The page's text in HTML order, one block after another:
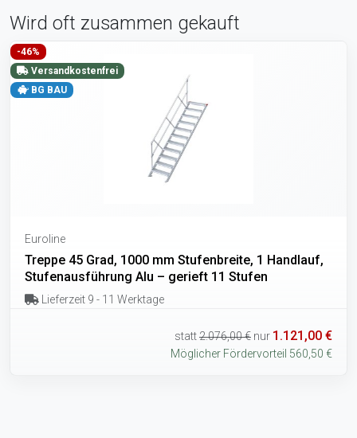
Wird oft zusammen gekauft
-46%
Versandkostenfrei
BG BAU
Euroline
Treppe 45 Grad, 1000 mm Stufenbreite, 1 Handlauf,
Stufenausführung Alu – gerieft 11 Stufen
Lieferzeit 9 - 11 Werktage
statt2.076,00 € nur 1.121,00 €
Möglicher Fördervorteil 560,50 €